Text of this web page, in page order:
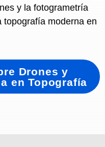
y la fotogrametría
topografía moderna en
Drones y
en Topografía